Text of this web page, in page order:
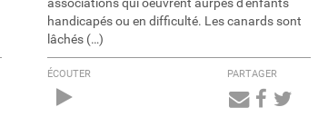
handicapés ou en difficulté. Les canards sont
lâchés (…)
ÉCOUTER PARTAGER